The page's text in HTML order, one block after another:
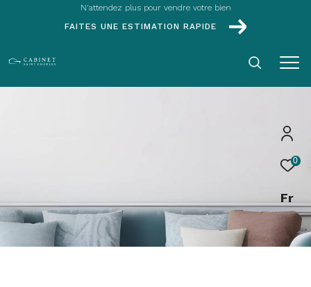
N'attendez plus pour vendre votre bien
FAITES UNE ESTIMATION RAPIDE
0
Fr